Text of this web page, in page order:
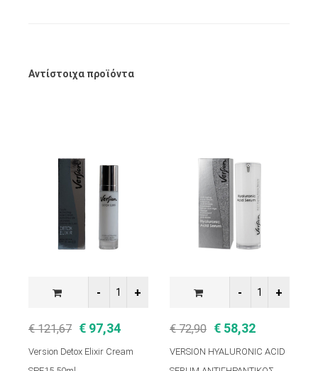
Αντίστοιχα προϊόντα
€ 121,67 € 97,34
Version Detox Elixir Cream
€ 72,90 € 58,32
VERSION HYALURONIC ACID